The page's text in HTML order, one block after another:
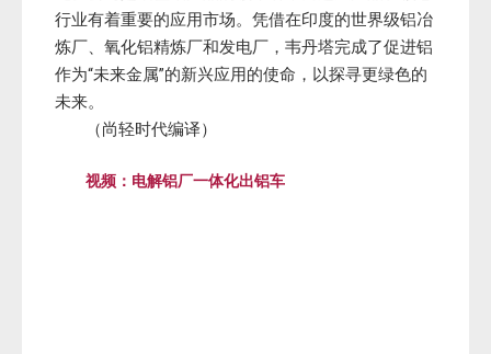
行业有着重要的应用市场。凭借在印度的世界级铝冶
炼厂、氧化铝精炼厂和发电厂，韦丹塔完成了促进铝
作为“未来金属”的新兴应用的使命，以探寻更绿色的
未来。
（尚轻时代编译）
视频：电解铝厂一体化出铝车